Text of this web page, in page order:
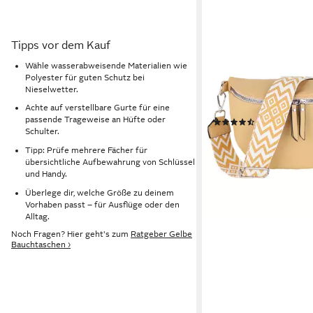
Tipps vor dem Kauf
Wähle wasserabweisende Materialien wie
Polyester für guten Schutz bei
Nieselwetter.
Achte auf verstellbare Gurte für eine
passende Trageweise an Hüfte oder
Schulter.
Tipp: Prüfe mehrere Fächer für
übersichtliche Aufbewahrung von Schlüssel
und Handy.
Überlege dir, welche Größe zu deinem
Vorhaben passt – für Ausflüge oder den
Alltag.
Noch Fragen? Hier geht's zum Ratgeber Gelbe
Bauchtaschen ›
Umhängetasche,
26x18x9cm Veganes
(Schultertasche für
Crossbody Bag,
gemusterten&
Schulterriemen
(142)
31,95 € UVP49,95 €
-36%
lieferbar - in 3-4